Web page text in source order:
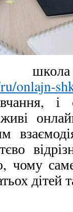
onlajn-
живі
чому
дітей